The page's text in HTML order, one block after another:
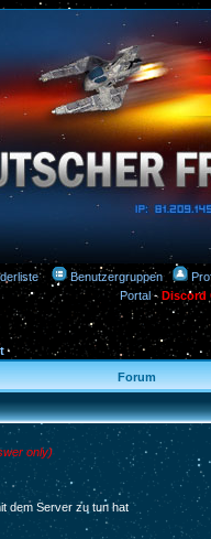
Benutzergruppen
Portal-Discord
Forum
only)
dem Server zu tun hat